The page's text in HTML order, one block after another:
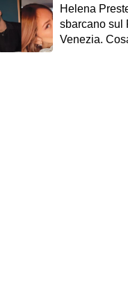
Helena
sbarcano sul
Venezia.